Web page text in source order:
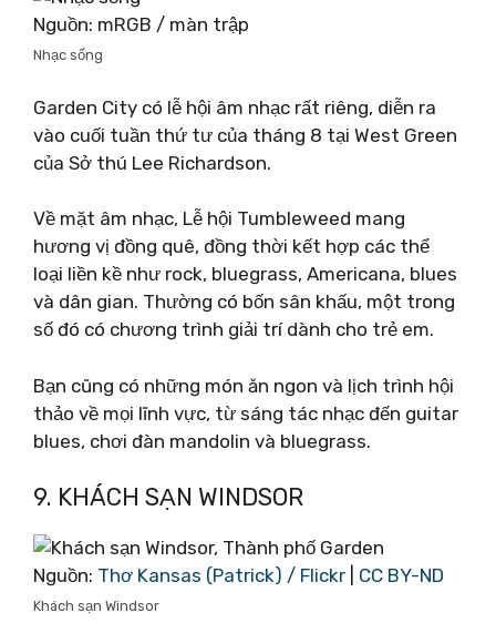
Nguồn: mRGB / màn trập
Nhạc sống
Garden City có lễ hội âm nhạc rất riêng, diễn ra
vào cuối tuần thứ tư của tháng 8 tại West Green
của Sở thú Lee Richardson.
Về mặt âm nhạc, Lễ hội Tumbleweed mang
hương vị đồng quê, đồng thời kết hợp các thể
loại liền kề như rock, bluegrass, Americana, blues
và dân gian. Thường có bốn sân khấu, một trong
số đó có chương trình giải trí dành cho trẻ em.
Bạn cũng có những món ăn ngon và lịch trình hội
thảo về mọi lĩnh vực, từ sáng tác nhạc đến guitar
blues, chơi đàn mandolin và bluegrass.
9. KHÁCH SẠN WINDSOR
Nguồn: Thơ Kansas (Patrick) / Flickr CC BY-ND
Khách sạn Windsor